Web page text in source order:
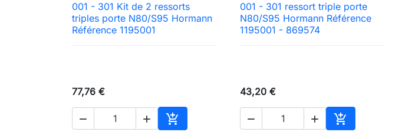
 Aperçu rapide
001 - 301 Kit de 2 ressorts
triples porte N80/S95 Hormann
Référence 1195001
77,76 €
  
Ajouter au panier
 Aperçu rapide
001 - 301 ressort triple porte
N80/S95 Hormann Référence
1195001 - 869574
43,20 €
  
Ajouter au